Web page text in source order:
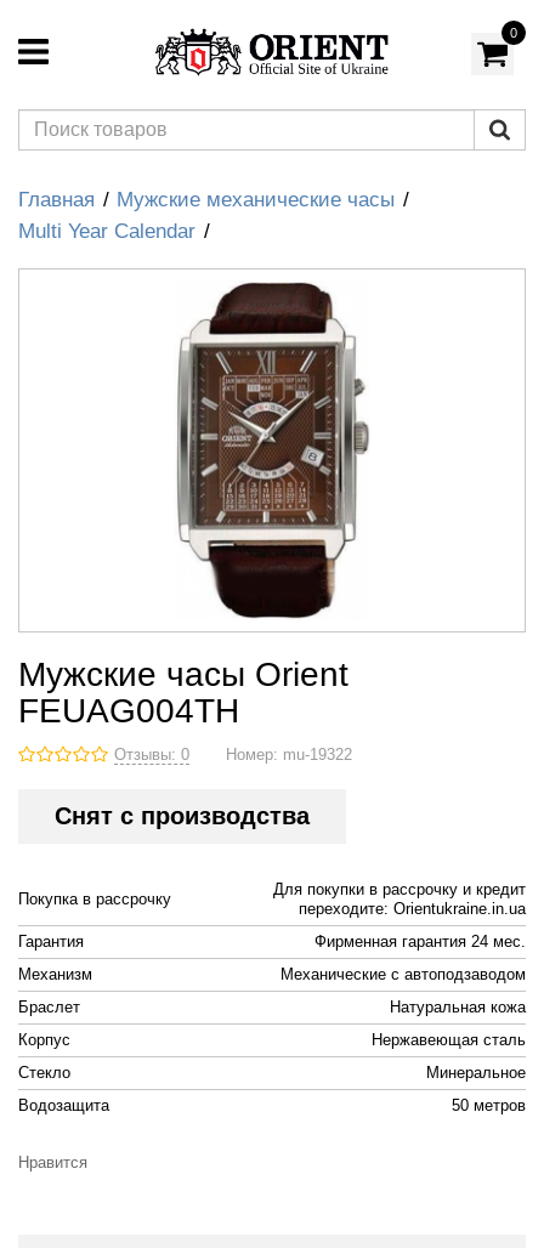
0
Главная
Мужские механические часы
Multi Year Calendar
Мужские часы Orient
FEUAG004TH
Отзывы: 0 Номер: mu-19322
Снят с производства
Покупка в рассрочку
Для покупки в рассрочку и кредит
переходите: Orientukraine.in.ua
Гарантия
Фирменная гарантия 24 мес.
Механизм
Механические с автоподзаводом
Браслет
Натуральная кожа
Корпус
Нержавеющая сталь
Стекло
Минеральное
Водозащита
50 метров
Нравится